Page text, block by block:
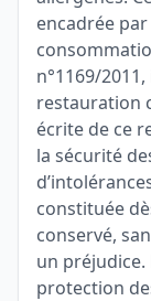
encadrée par
n°1169/
restauration
écrite de ce
la sécurité
constituée
conservé,
un
protection